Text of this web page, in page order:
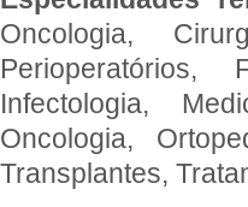
Oncologia,
Perioperatórios,
Infectologia,
Oncologia,
Transplantes,